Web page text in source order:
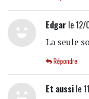
Edgar le
La seule
Répondre
Et aussile